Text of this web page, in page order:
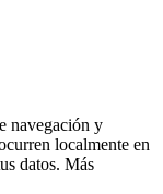
navegación y
localmente en
datos. Más